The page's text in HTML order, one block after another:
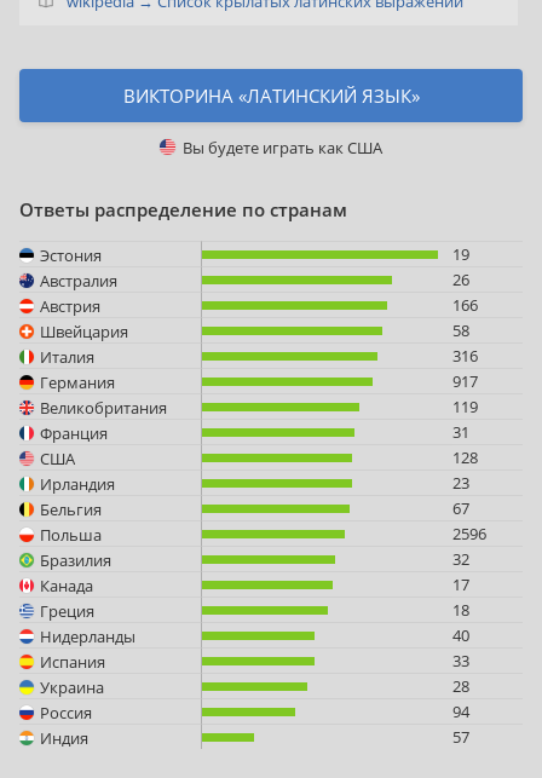
ВИКТОРИНА «ЛАТИНСКИЙ ЯЗЫК»
Вы будете играть какСША
Ответы распределение по странам
Эстония
19
Австралия
26
Австрия
166
Швейцария
58
Италия
316
Германия
917
Великобритания
119
Франция
31
США
128
Ирландия
23
Бельгия
67
Польша
2596
Бразилия
32
Канада
17
Греция
18
Нидерланды
40
Испания
33
Украина
28
Россия
94
Индия
57